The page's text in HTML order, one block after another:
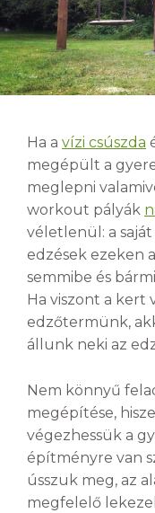
Ha a vízi csúszda
megépült a
meglepni
workout pályák
véletlenül: a
edzések ezeken
semmibe és
Ha viszont a kert
edzőtermünk,
állunk neki az
Nem könnyű
megépítése,
végezhessük a
építményre van
ússzuk meg, az
megfelelő